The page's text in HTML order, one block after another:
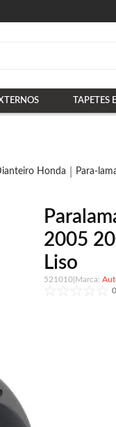
TAPETES
Honda Para-
2005
Liso
521010
0